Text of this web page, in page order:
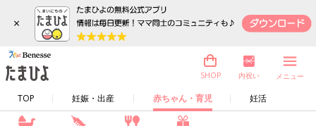
×
TOP 妊娠・出産 赤ちゃん・育児 妊活
SHOP 内祝い メニュー